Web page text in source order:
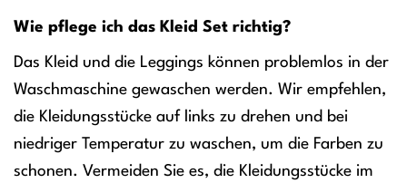
Wie pflege ich das Kleid Set richtig?
Das Kleid und die Leggings können problemlos in der
Waschmaschine gewaschen werden. Wir empfehlen,
die Kleidungsstücke auf links zu drehen und bei
niedriger Temperatur zu waschen, um die Farben zu
schonen. Vermeiden Sie es, die Kleidungsstücke im